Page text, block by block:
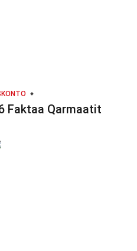
Faktaa Qarmaatit